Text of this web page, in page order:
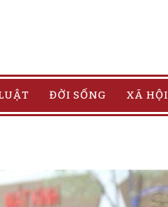
ĐỜI SỐNG XÃ HỘI